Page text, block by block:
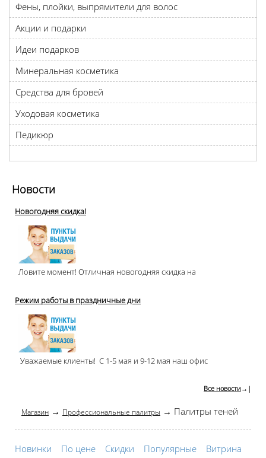
Фены, плойки, выпрямители для волос
Акции и подарки
Идеи подарков
Минеральная косметика
Средства для бровей
Уходовая косметика
Педикюр
Новости
Новогодняя скидка!
Ловите момент! Отличная новогодняя скидка на
Режим работы в праздничные дни
Уважаемые клиенты! С 1-5 мая и 9-12 мая наш офис
Все новости →|
Магазин → Профессиональные палитры → Палитры теней
Новинки По цене Скидки Популярные Витрина